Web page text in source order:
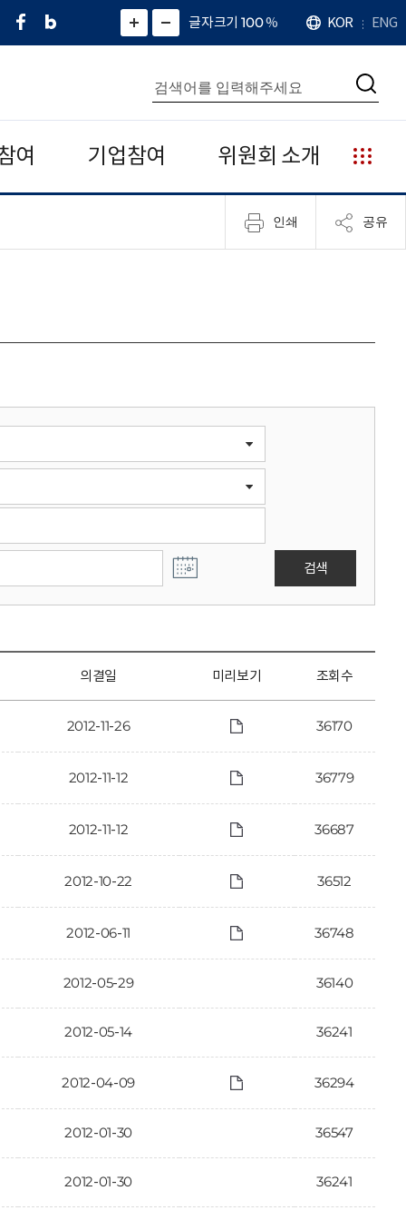
페
네
그
)
화
면
면
소
확
대
치
글자크기 100%
언
어
KOR ENG
통
합
검
색
검
여 기업참여 위원회 소개
누
리
집
안
인쇄 공유
검색
의결일 미리보기 조회수
2012-11-26 36170
2012-11-12 36779
2012-11-12 36687
2012-10-22 36512
2012-06-11 36748
2012-05-29 36140
2012-05-14 36241
2012-04-09 36294
2012-01-30 36547
2012-01-30 36241